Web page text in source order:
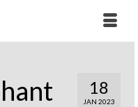
18
JAN 2023